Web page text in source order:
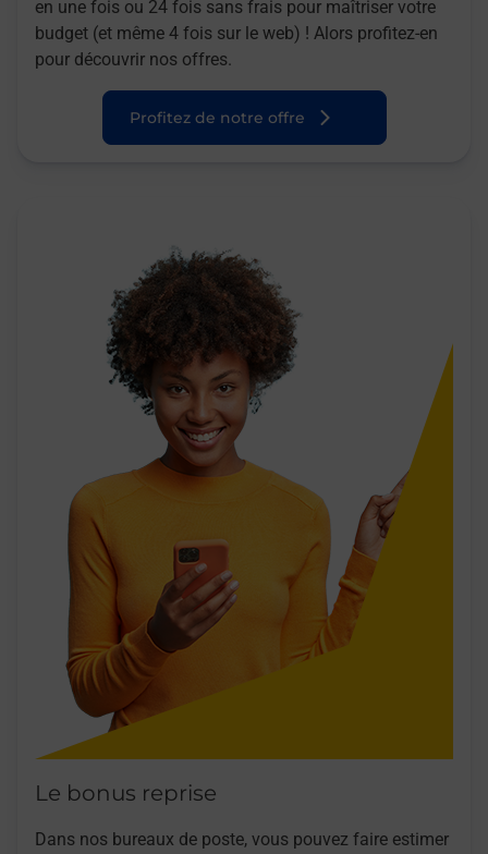
en une fois ou 24 fois sans frais pour maîtriser votre
budget (et même 4 fois sur le web) ! Alors profitez-en
pour découvrir nos offres.
Profitez de notre offre
Le bonus reprise
Dans nos bureaux de poste, vous pouvez faire estimer